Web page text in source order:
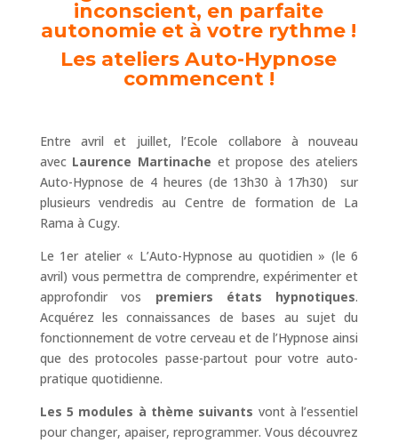
inconscient, en parfaite
autonomie et à votre rythme !
Les ateliers Auto-Hypnose
commencent !
Entre avril et juillet, l’Ecole collabore à nouveau
avec Laurence Martinache et propose des ateliers
Auto-Hypnose de 4 heures (de 13h30 à 17h30) sur
plusieurs vendredis au Centre de formation de La
Rama à Cugy.
Le 1er atelier « L’Auto-Hypnose au quotidien » (le 6
avril) vous permettra de comprendre, expérimenter et
approfondir vos premiers états hypnotiques.
Acquérez les connaissances de bases au sujet du
fonctionnement de votre cerveau et de l’Hypnose ainsi
que des protocoles passe-partout pour votre auto-
pratique quotidienne.
Les 5 modules à thème suivants vont à l’essentiel
pour changer, apaiser, reprogrammer. Vous découvrez